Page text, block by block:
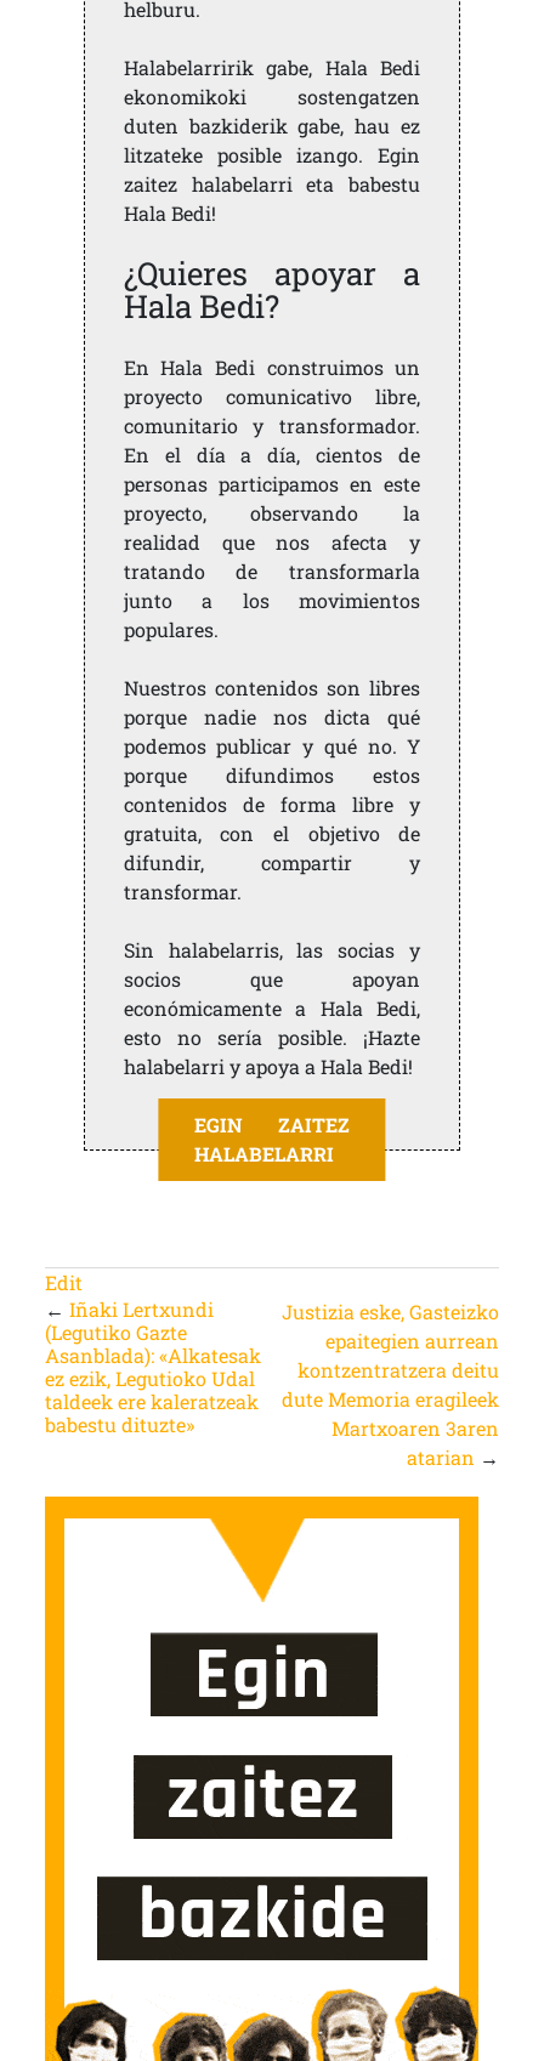
helburu.
Halabelarririk gabe, Hala Bedi
ekonomikoki sostengatzen
duten bazkiderik gabe, hau ez
litzateke posible izango. Egin
zaitez halabelarri eta babestu
Hala Bedi!
¿Quieres apoyar a
Hala Bedi?
En Hala Bedi construimos un
proyecto comunicativo libre,
comunitario y transformador.
En el día a día, cientos de
personas participamos en este
proyecto, observando la
realidad que nos afecta y
tratando de transformarla
junto a los movimientos
populares.
Nuestros contenidos son libres
porque nadie nos dicta qué
podemos publicar y qué no. Y
porque difundimos estos
contenidos de forma libre y
gratuita, con el objetivo de
difundir, compartir y
transformar.
Sin halabelarris, las socias y
socios que apoyan
económicamente a Hala Bedi,
esto no sería posible. ¡Hazte
halabelarri y apoya a Hala Bedi!
EGIN ZAITEZ
HALABELARRI
Edit
← Iñaki Lertxundi
(Legutiko Gazte
Asanblada): «Alkatesak
ez ezik, Legutioko Udal
taldeek ere kaleratzeak
babestu dituzte»
Justizia eske, Gasteizko
epaitegien aurrean
kontzentratzera deitu
dute Memoria eragileek
Martxoaren 3aren
atarian →